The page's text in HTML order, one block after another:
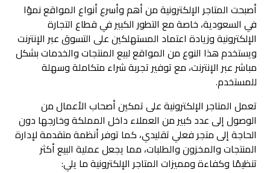
أصبحت المتاجر الإلكترونية من أهم وأسرع أنواع المواقع نموًا
في السعودية، خاصة مع التطور الكبير في قطاع التجارة
الإلكترونية وزيادة اعتماد المستهلكين على التسوق عبر الإنترنت
ويستخدم هذا النوع من المواقع لبيع المنتجات والخدمات بشكل
مباشر عبر الإنترنت، مع توفير تجربة شراء متكاملة وسهلة
للمستخدم.
تعمل المتاجر الإلكترونية على تمكين أصحاب الأعمال من
الوصول إلى عدد كبير من العملاء داخل المملكة وخارجها دون
الحاجة إلى متجر فعلي تقليدي، كما توفر أنظمة متقدمة لإدارة
المنتجات والمخزون والطلبات، مما يجعل عملية البيع أكثر
تنظيمًا وكفاءة ومميزات المتاجر الإلكترونية ما يلي: